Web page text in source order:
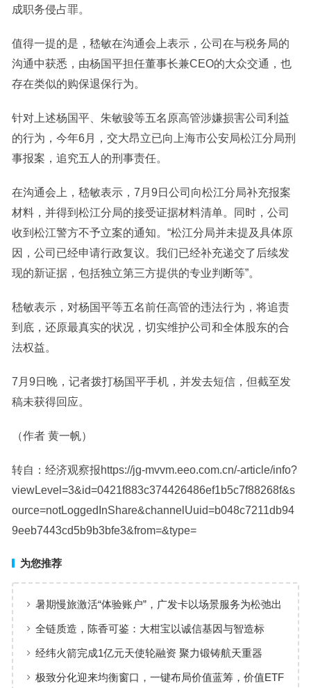
成职务侵占罪。
值得一提的是，嵇敏在沟通会上表示，公司在与税务局的
沟通中获悉，由杨国平担任董事长兼CEO的大众交通，也
存在类似的购保退保行为。
针对上述杨国平、朱敏骏等五名原高管涉嫌损害公司利益
的行为，今年6月，交大昂立已向上海市公安局松江分局刑
事报案，追究五人的刑事责任。
在沟通会上，嵇敏表示，7月9日公司向松江分局补充报案
材料，并得到松江分局的接受证据材料清单。同时，公司
收到松江警方不予立案的通知。“松江分局并未提及具体原
因，公司已经申请行政复议。我们已经补充递交了后续发
现的新证据，包括独立第三方提供的专业判断等”。
嵇敏表示，对杨国平等五名前任高管的违法行为，将追责
到底，还原最真实的状况，切实维护公司和全体股东的合
法权益。
7月9日晚，记者拨打杨国平手机，并发去短信，但截至发
稿未获得回应。
（作者 黄一帆）
转自：经济观察报https://jg-mvvm.eeo.com.cn/-article/info?
viewLevel=3&id=0421f883c374426486ef1b5c7f88268f&s
ource=notLoggedInShare&channelUuid=b048c7211db94
9eeb7443cd5b9b3bfe3&from=&type=
为您推荐
暑期慢旅激活“体验账户”，广发卡以场景服务为松弛出
行添彩
全链质造，陈香可鉴：大柑宝以诚信基因与智造标
准，定义新会陈皮高质量发展
经纬火箭完成1亿元天使轮融资 聚力锻铸航天重器
极致分化迎来均衡窗口，一键布局价值蓝筹，价值ETF